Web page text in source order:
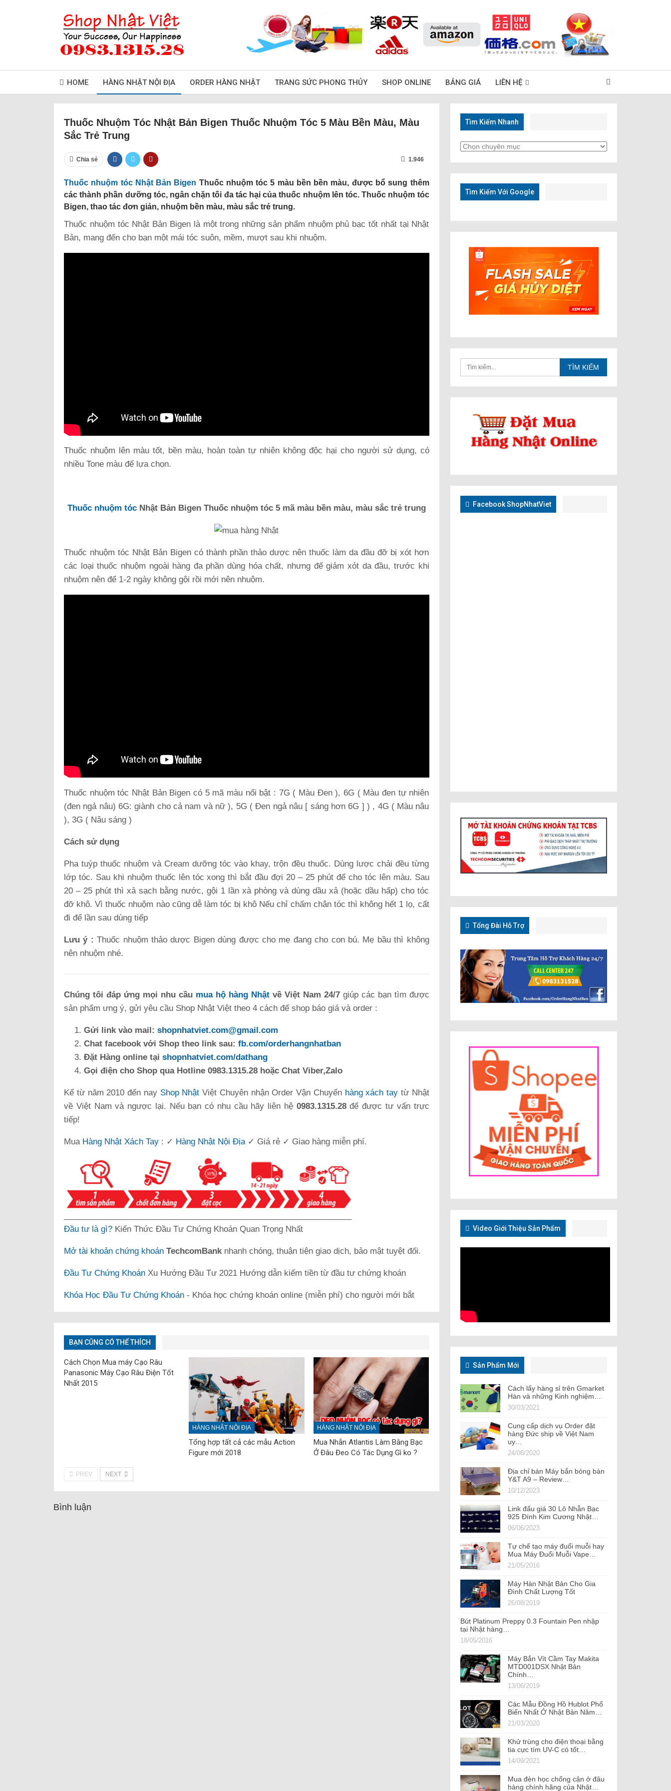
HOME HÀNG NHẬT NỘI ĐỊA ORDER HÀNG NHẬT TRANG SỨC PHONG THỦY SHOP ONLINE BẢNG GIÁ LIÊN HỆ
Thuốc Nhuộm Tóc Nhật Bản Bigen Thuốc Nhuộm Tóc 5 Màu Bền Màu, Màu
Sắc Trẻ Trung
Chia sẻ 1.946
Thuốc nhuộm tóc Nhật Bản Bigen Thuốc nhuộm tóc 5 màu bền bền màu, được bổ sung thêm
các thành phần dưỡng tóc, ngân chặn tối đa tác hại của thuốc nhuộm lên tóc. Thuốc nhuộm tóc
Bigen, thao tác đơn giản, nhuộm bền màu, màu sắc trẻ trung.
Thuốc nhuộm tóc Nhật Bản Bigen là một trong những sản phẩm nhuộm phủ bạc tốt nhất tại Nhật
Bản, mang đến cho bạn một mái tóc suôn, mềm, mượt sau khi nhuộm.
Thuốc nhuộm lên màu tốt, bền màu, hoàn toàn tự nhiên không độc hại cho người sử dụng, có
nhiều Tone màu để lựa chọn.
Thuốc nhuộm tócNhật Bản Bigen Thuốc nhuộm tóc 5 mã màu bền màu, màu sắc trẻ trung
Thuốc nhuộm tóc Nhật Bản Bigen có thành phần thảo dược nên thuốc làm da đầu đỡ bị xót hơn
các loại thuốc nhuộm ngoài hàng đa phần dùng hóa chất, nhưng để giảm xót da đầu, trước khi
nhuộm nên để 1-2 ngày không gội rồi mới nên nhuộm.
Thuốc nhuộm tóc Nhật Bản Bigen có 5 mã màu nổi bật : 7G ( Màu Đen ), 6G ( Màu đen tự nhiên
(đen ngả nâu) 6G: giành cho cả nam và nữ ), 5G ( Đen ngả nâu [ sáng hơn 6G ] ) , 4G ( Màu nâu
), 3G ( Nâu sáng )
Cách sử dụng
Pha tuýp thuốc nhuộm và Cream dưỡng tóc vào khay, trộn đều thuốc. Dùng lược chải đều từng
lớp tóc. Sau khi nhuộm thuốc lên tóc xong thì bắt đầu đợi 20 – 25 phút để cho tóc lên màu. Sau
20 – 25 phút thì xả sạch bằng nước, gội 1 lần xà phòng và dùng dầu xả (hoặc dầu hấp) cho tóc
đỡ khô. Vì thuốc nhuộm nào cũng dễ làm tóc bị khô Nếu chỉ chấm chân tóc thì không hết 1 lọ, cất
đi để lần sau dùng tiếp
Lưu ý :Thuốc nhuộm thảo dược Bigen dùng được cho mẹ đang cho con bú. Mẹ bầu thì không
nên nhuộm nhé.
Chúng tôi đáp ứng mọi nhu cầu mua hộ hàng Nhậtvề Việt Nam 24/7giúp các bạn tìm được
sản phẩm ưng ý, gửi yêu cầu Shop Nhật Việt theo 4 cách để shop báo giá và order :
Gửi link vào mail: shopnhatviet.com@gmail.com
Chat facebook với Shop theo link sau: fb.com/orderhangnhatban
Đặt Hàng online tại shopnhatviet.com/dathang
Gọi điện cho Shop qua Hotline 0983.1315.28 hoặc Chat Viber,Zalo
Kể từ năm 2010 đến nay Shop Nhật Việt Chuyên nhận Order Vận Chuyển hàng xách tay từ Nhật
về Việt Nam và ngược lại. Nếu bạn có nhu cầu hãy liên hệ 0983.1315.28để được tư vấn trực
tiếp!
Mua Hàng Nhật Xách Tay : ✓ Hàng Nhật Nội Địa✓ Giá rẻ ✓ Giao hàng miễn phí.
Đầu tư là gì? Kiến Thức Đầu Tư Chứng Khoán Quan Trọng Nhất
Mở tài khoản chứng khoán TechcomBank nhanh chóng, thuận tiện giao dịch, bảo mật tuyệt đối.
Đầu Tư Chứng Khoán Xu Hướng Đầu Tư 2021 Hướng dẫn kiếm tiền từ đầu tư chứng khoán
Khóa Học Đầu Tư Chứng Khoán - Khóa học chứng khoán online (miễn phí) cho người mới bắt
BẠN CŨNG CÓ THỂ THÍCH
Cách Chọn Mua máy Cạo Râu
Panasonic Máy Cạo Râu Điện Tốt
Nhất 2015
HÀNG NHẬT NỘI ĐỊA
Tổng hợp tất cả các mẫu Action
Figure mới 2018
HÀNG NHẬT NỘI ĐỊA
Mua Nhẫn Atlantis Làm Bằng Bạc
Ở Đâu Đeo Có Tác Dụng Gì ko ?
PREV NEXT
Bình luận
Tìm Kiếm Nhanh
Tìm
Tìm Kiếm Với Google
Facebook ShopNhatViet
Tổng Đài Hỗ Trợ
Video Giới Thiệu Sản Phẩm
Sản Phẩm Mới
Cách lấy hàng sỉ trên Gmarket
Hàn và những Kinh nghiệm…
30/03/2021
Cung cấp dịch vụ Order đặt
hàng Đức ship về Việt Nam
uy…
24/08/2020
Địa chỉ bán Máy bắn bóng bàn
Y&T A9 – Review…
10/12/2023
Link đấu giá 30 Lô Nhẫn Bạc
925 Đính Kim Cương Nhật…
06/06/2023
Tự chế tạo máy đuổi muỗi hay
Mua Máy Đuổi Muỗi Vape…
21/05/2016
Máy Hàn Nhật Bản Cho Gia
Đình Chất Lượng Tốt
26/08/2019
Bút Platinum Preppy 0.3 Fountain Pen nhập
tại Nhật hàng…
18/05/2016
Máy Bắn Vít Cầm Tay Makita
MTD001DSX Nhật Bản
Chính…
13/06/2019
Các Mẫu Đồng Hồ Hublot Phổ
Biến Nhất Ở Nhật Bản Năm…
21/03/2020
Khử trùng cho điện thoại bằng
tia cực tím UV-C có tốt…
14/09/2021
Mua đèn học chống cận ở đâu
hàng chính hãng của Nhật…